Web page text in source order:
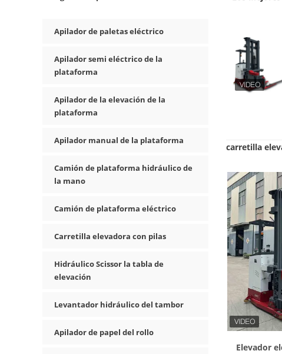
Apilador de paletas eléctrico
Apilador semi eléctrico de la
plataforma
Apilador de la elevación de la
plataforma
Apilador manual de la plataforma
Camión de plataforma hidráulico de
la mano
Camión de plataforma eléctrico
Carretilla elevadora con pilas
Hidráulico Scissor la tabla de
elevación
Levantador hidráulico del tambor
Apilador de papel del rollo
carretilla
Elevador